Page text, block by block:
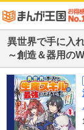
異世界で手に入
～創造＆器用の